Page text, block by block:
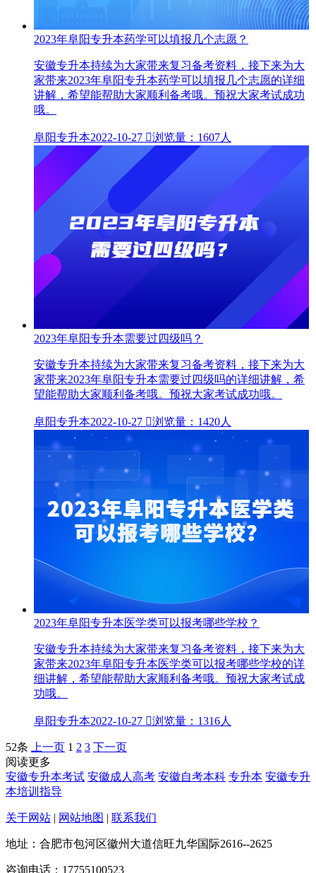
2023年阜阳专升本药学可以填报几个志愿？
安徽专升本持续为大家带来复习备考资料，接下来为大
家带来2023年阜阳专升本药学可以填报几个志愿的详细
讲解，希望能帮助大家顺利备考哦。预祝大家考试成功
哦。
阜阳专升本2022-10-27 浏览量：1607人
2023年阜阳专升本需要过四级吗？
安徽专升本持续为大家带来复习备考资料，接下来为大
家带来2023年阜阳专升本需要过四级吗的详细讲解，希
望能帮助大家顺利备考哦。预祝大家考试成功哦。
阜阳专升本2022-10-27 浏览量：1420人
2023年阜阳专升本医学类可以报考哪些学校？
安徽专升本持续为大家带来复习备考资料，接下来为大
家带来2023年阜阳专升本医学类可以报考哪些学校的详
细讲解，希望能帮助大家顺利备考哦。预祝大家考试成
功哦。
阜阳专升本2022-10-27 浏览量：1316人
52条 上一页 1 2 3 下一页
阅读更多
安徽专升本考试 安徽成人高考 安徽自考本科 专升本 安徽专升
本培训指导
关于网站 | 网站地图 | 联系我们
地址：合肥市包河区徽州大道信旺九华国际2616--2625
咨询电话：17755100523